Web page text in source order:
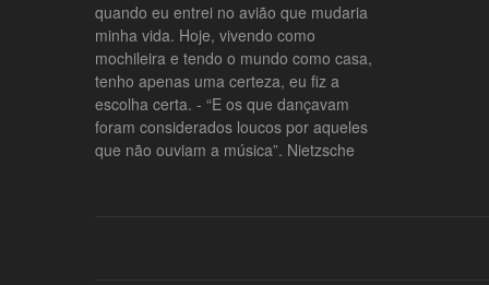
quando eu entrei no avião que mudaria
minha vida. Hoje, vivendo como
mochileira e tendo o mundo como casa,
tenho apenas uma certeza, eu fiz a
escolha certa. - “E os que dançavam
foram considerados loucos por aqueles
que não ouviam a música”. Nietzsche